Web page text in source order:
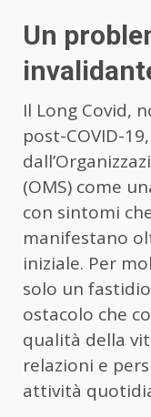
Un
Il Long Covid,
post-COVID-
(OMS) come
con sintomi
manifestano
iniziale. Per
solo un
ostacolo che
qualità della
relazioni e
attività